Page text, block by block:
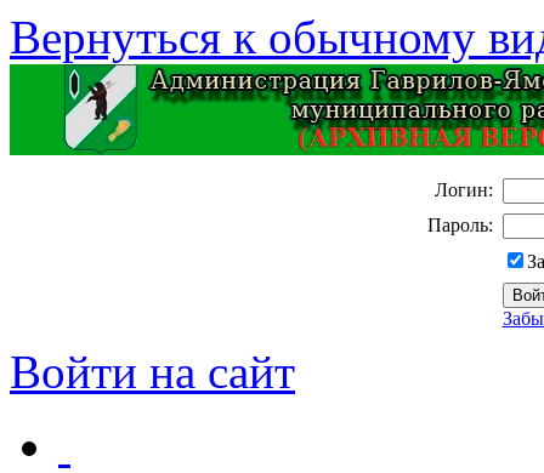
Вернуться к обычному
Логин:
Пароль:
Войти на сайт